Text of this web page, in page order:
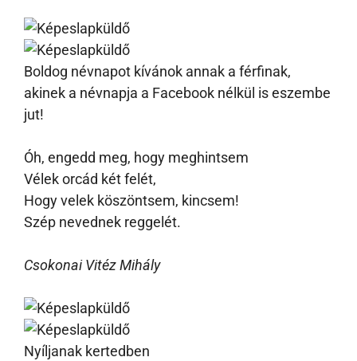
Boldog névnapot kívánok annak a férfinak,
akinek a névnapja a Facebook nélkül is eszembe
jut!
Óh, engedd meg, hogy meghintsem
Vélek orcád két felét,
Hogy velek köszöntsem, kincsem!
Szép nevednek reggelét.
Csokonai Vitéz Mihály
Nyíljanak kertedben